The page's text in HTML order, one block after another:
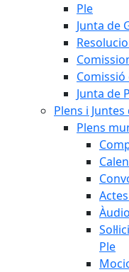
Ple
Junta de
Junta de
Plens i
Plens
Ple